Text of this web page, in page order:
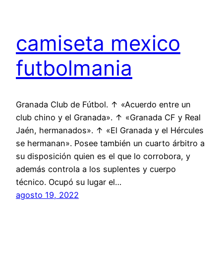
camiseta mexico
futbolmania
Granada Club de Fútbol. ↑ «Acuerdo entre un
club chino y el Granada». ↑ «Granada CF y Real
Jaén, hermanados». ↑ «El Granada y el Hércules
se hermanan». Posee también un cuarto árbitro a
su disposición quien es el que lo corrobora, y
además controla a los suplentes y cuerpo
técnico. Ocupó su lugar el…
agosto 19, 2022